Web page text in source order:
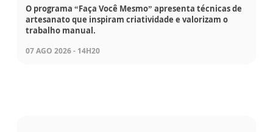
O programa “Faça Você Mesmo” apresenta técnicas de
artesanato que inspiram criatividade e valorizam o
trabalho manual.
07 AGO 2026 - 14H20